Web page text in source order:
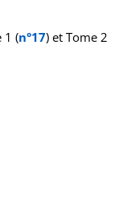
1 (n°17) et Tome 2